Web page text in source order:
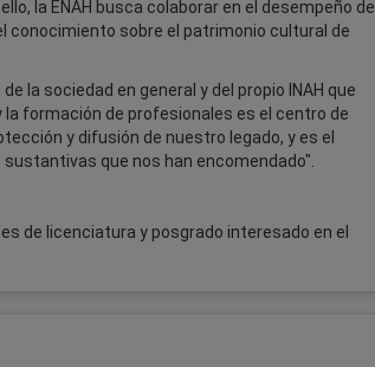
la ENAH busca colaborar en el desempeño de
conocimiento sobre el patrimonio cultural de
la sociedad en general y del propio INAH que
formación de profesionales es el centro de
y difusión de nuestro legado, y es el
que nos han encomendado".
de licenciatura y posgrado interesado en el